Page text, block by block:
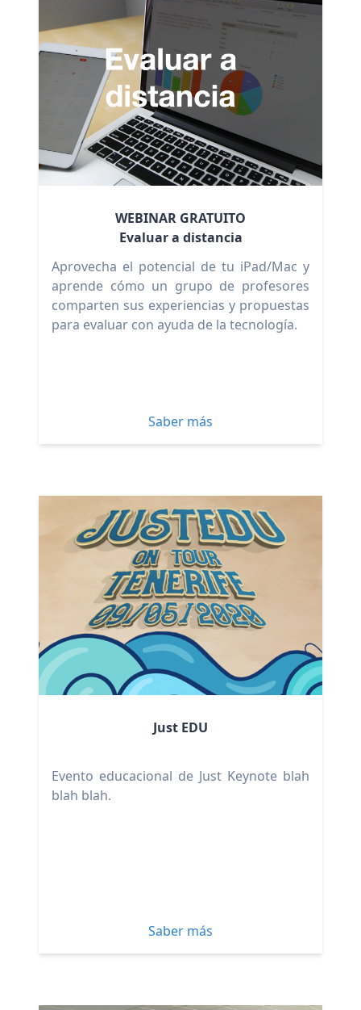
WEBINAR GRATUITO
Evaluar a distancia
Aprovecha el potencial de tu iPad/Mac y
aprende cómo un grupo de profesores
comparten sus experiencias y propuestas
para evaluar con ayuda de la tecnología.
Saber más
Just EDU
Evento educacional de Just Keynote blah
blah blah.
Saber más